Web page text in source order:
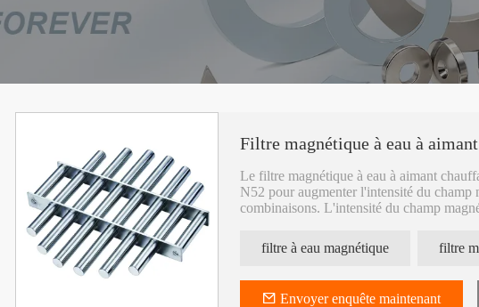
Filtre magnétique à eau à
Le filtre magnétique à eau à aimant
N52 pour augmenter l'intensité du champ
combinaisons. L'intensité du champ
élimine dans une certaine mesure la
Le champ magnétique de la tige
filtre à eau magnétique filtre
Envoyer enquête maintenant